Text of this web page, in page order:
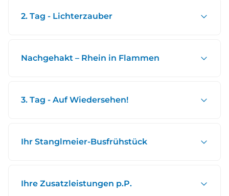
2. Tag - Lichterzauber
Nachgehakt – Rhein in Flammen
3. Tag - Auf Wiedersehen!
Ihr Stanglmeier-Busfrühstück
Ihre Zusatzleistungen p.P.